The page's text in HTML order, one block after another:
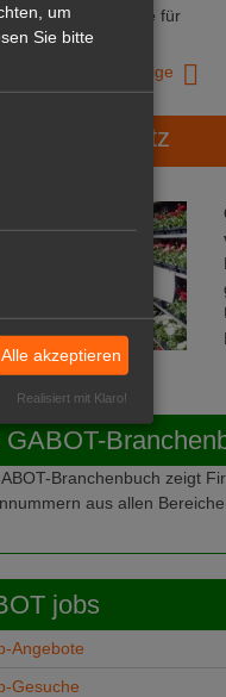
Immobilie für
Betrieb!
zur Anzeige
Marktplatz
GABOT-
Branchenbuch zeigt
aus allen
jobs
Angebote
Gesuche
um
Sie bitte
Alle akzeptieren
Realisiert mit Klaro!